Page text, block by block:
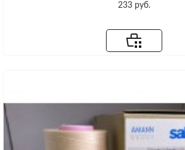
233 руб.